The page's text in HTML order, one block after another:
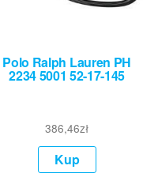
Polo Ralph Lauren PH
2234 5001 52-17-145
386,46zł
Kup